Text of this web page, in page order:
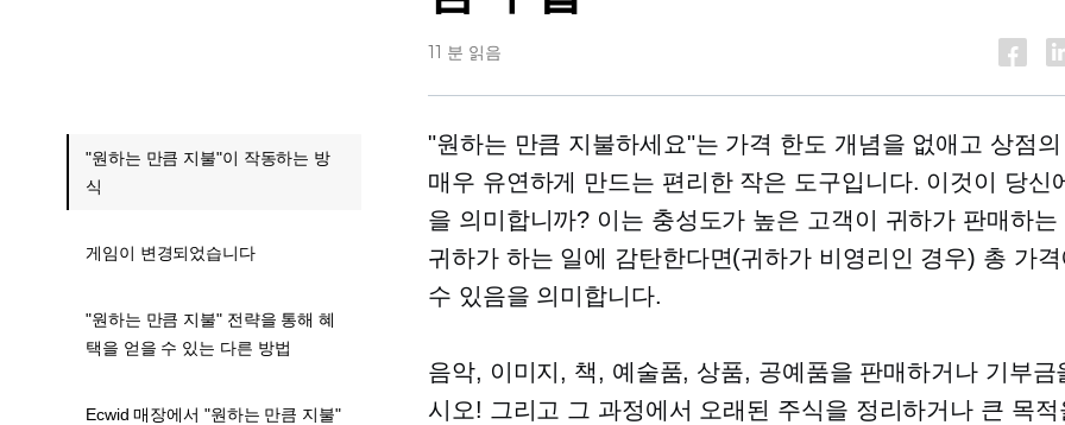
11 분 읽음
"원하는 만큼 지불하세요"는 가격 한도 개념을 없애고 상점
매우 유연하게 만드는 편리한 작은 도구입니다. 이것이 당신
을 의미합니까? 이는 충성도가 높은 고객이 귀하가 판매하는
귀하가 하는 일에 감탄한다면(귀하가 비영리인 경우) 총 가
수 있음을 의미합니다.
음악, 이미지, 책, 예술품, 상품, 공예품을 판매하거나 기부금
시오! 그리고 그 과정에서 오래된 주식을 정리하거나 큰 목
"원하는 만큼 지불"이 작동하는 방
식
게임이 변경되었습니다
"원하는 만큼 지불" 전략을 통해 혜
택을 얻을 수 있는 다른 방법
Ecwid 매장에서 "원하는 만큼 지불"